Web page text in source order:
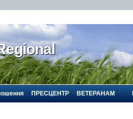
ПРЕСЦЕНТР ВЕТЕРАНАМ